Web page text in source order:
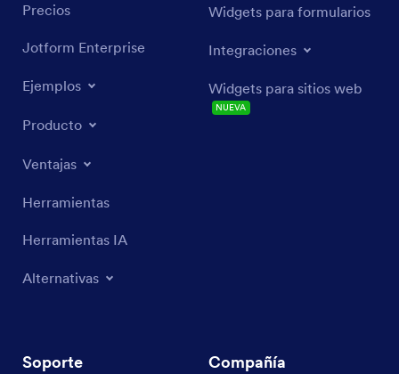
Precios
Jotform Enterprise
Ejemplos
Producto
Ventajas
Herramientas
Herramientas IA
Alternativas
Widgets para formularios
Integraciones
Widgets para sitios web
NUEVA
Soporte Compañía